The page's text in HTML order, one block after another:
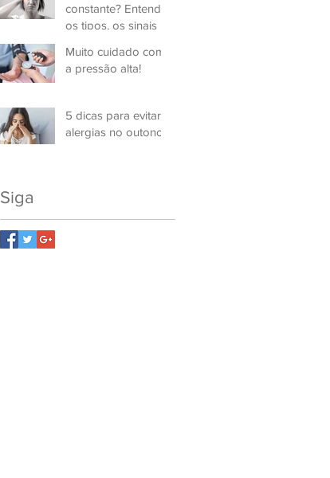
constante? Entenda
os tipos, os sinais e
Muito cuidado com
a pressão alta!
5 dicas para evitar
alergias no outono
Siga